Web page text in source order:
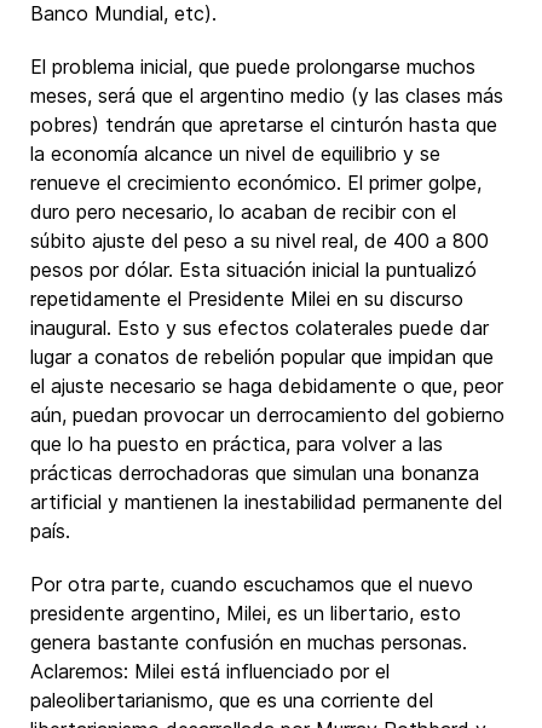
Banco Mundial, etc).
El problema inicial, que puede prolongarse muchos
meses, será que el argentino medio (y las clases más
pobres) tendrán que apretarse el cinturón hasta que
la economía alcance un nivel de equilibrio y se
renueve el crecimiento económico. El primer golpe,
duro pero necesario, lo acaban de recibir con el
súbito ajuste del peso a su nivel real, de 400 a 800
pesos por dólar. Esta situación inicial la puntualizó
repetidamente el Presidente Milei en su discurso
inaugural. Esto y sus efectos colaterales puede dar
lugar a conatos de rebelión popular que impidan que
el ajuste necesario se haga debidamente o que, peor
aún, puedan provocar un derrocamiento del gobierno
que lo ha puesto en práctica, para volver a las
prácticas derrochadoras que simulan una bonanza
artificial y mantienen la inestabilidad permanente del
país.
Por otra parte, cuando escuchamos que el nuevo
presidente argentino, Milei, es un libertario, esto
genera bastante confusión en muchas personas.
Aclaremos: Milei está influenciado por el
paleolibertarianismo, que es una corriente del